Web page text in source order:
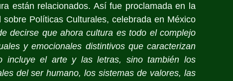
están relacionados. Así fue proclamada en la
Políticas Culturales, celebrada en México
decirse que ahora cultura es todo el complejo
y emocionales distintivos que caracterizan
incluye el arte y las letras, sino también los
del ser humano, los sistemas de valores, las